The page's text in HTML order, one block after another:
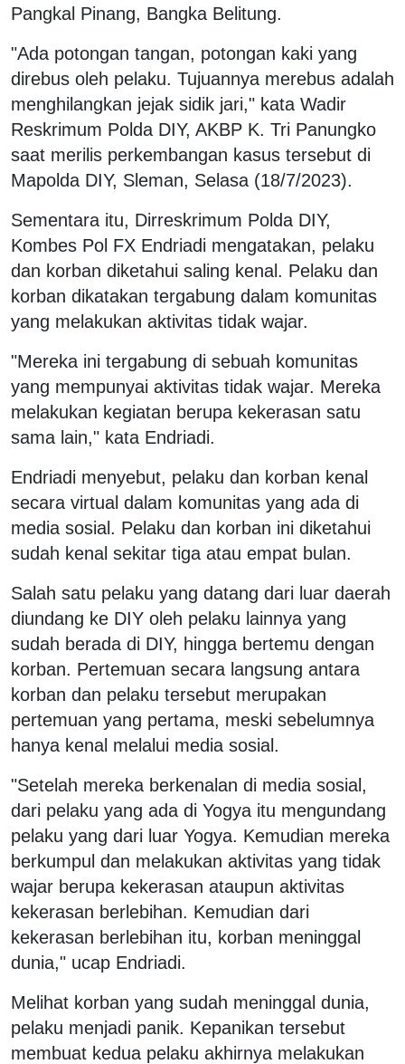
Pangkal Pinang, Bangka Belitung.
"Ada potongan tangan, potongan kaki yang
direbus oleh pelaku. Tujuannya merebus adalah
menghilangkan jejak sidik jari," kata Wadir
Reskrimum Polda DIY, AKBP K. Tri Panungko
saat merilis perkembangan kasus tersebut di
Mapolda DIY, Sleman, Selasa (18/7/2023).
Sementara itu, Dirreskrimum Polda DIY,
Kombes Pol FX Endriadi mengatakan, pelaku
dan korban diketahui saling kenal. Pelaku dan
korban dikatakan tergabung dalam komunitas
yang melakukan aktivitas tidak wajar.
"Mereka ini tergabung di sebuah komunitas
yang mempunyai aktivitas tidak wajar. Mereka
melakukan kegiatan berupa kekerasan satu
sama lain," kata Endriadi.
Endriadi menyebut, pelaku dan korban kenal
secara virtual dalam komunitas yang ada di
media sosial. Pelaku dan korban ini diketahui
sudah kenal sekitar tiga atau empat bulan.
Salah satu pelaku yang datang dari luar daerah
diundang ke DIY oleh pelaku lainnya yang
sudah berada di DIY, hingga bertemu dengan
korban. Pertemuan secara langsung antara
korban dan pelaku tersebut merupakan
pertemuan yang pertama, meski sebelumnya
hanya kenal melalui media sosial.
"Setelah mereka berkenalan di media sosial,
dari pelaku yang ada di Yogya itu mengundang
pelaku yang dari luar Yogya. Kemudian mereka
berkumpul dan melakukan aktivitas yang tidak
wajar berupa kekerasan ataupun aktivitas
kekerasan berlebihan. Kemudian dari
kekerasan berlebihan itu, korban meninggal
dunia," ucap Endriadi.
Melihat korban yang sudah meninggal dunia,
pelaku menjadi panik. Kepanikan tersebut
membuat kedua pelaku akhirnya melakukan